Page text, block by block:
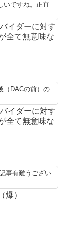
いですね。正直
イダーに対す
全て無意味な
（DACの前）の
イダーに対す
全て無意味な
事有難うござい
爆）